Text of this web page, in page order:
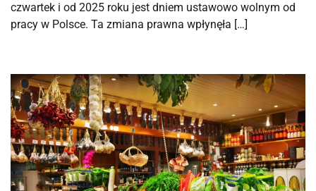
czwartek i od 2025 roku jest dniem ustawowo wolnym od
pracy w Polsce. Ta zmiana prawna wpłynęła […]